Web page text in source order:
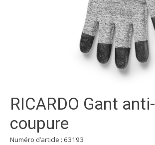
RICARDO Gant anti-
coupure
Numéro d’article : 63193